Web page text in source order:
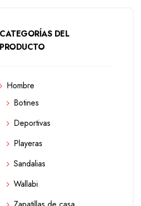
CATEGORÍAS DEL
PRODUCTO
Hombre
Botines
Deportivas
Playeras
Sandalias
Wallabi